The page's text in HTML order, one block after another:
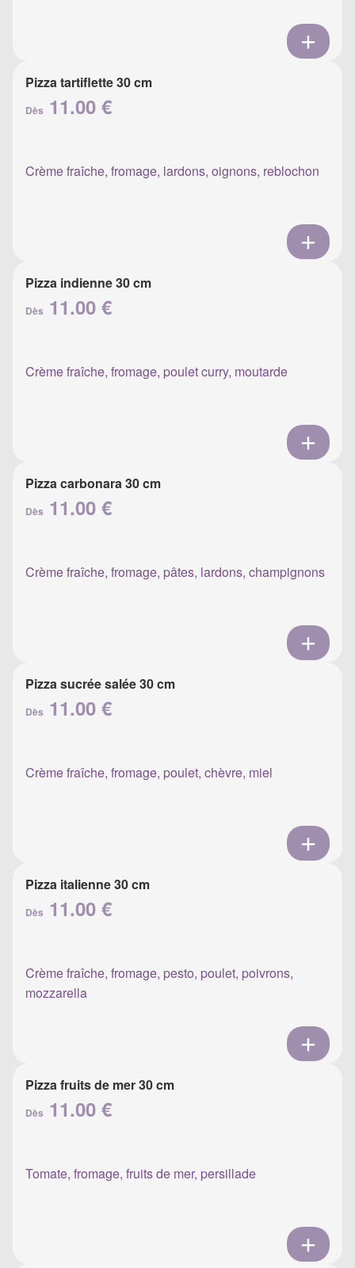
Pizza tartiflette 30 cm
Dès 11.00 €
Crème fraîche, fromage, lardons, oignons, reblochon
Pizza indienne 30 cm
Dès 11.00 €
Crème fraîche, fromage, poulet curry, moutarde
Pizza carbonara 30 cm
Dès 11.00 €
Crème fraîche, fromage, pâtes, lardons, champignons
Pizza sucrée salée 30 cm
Dès 11.00 €
Crème fraîche, fromage, poulet, chèvre, miel
Pizza italienne 30 cm
Dès 11.00 €
Crème fraîche, fromage, pesto, poulet, poivrons,
mozzarella
Pizza fruits de mer 30 cm
Dès 11.00 €
Tomate, fromage, fruits de mer, persillade